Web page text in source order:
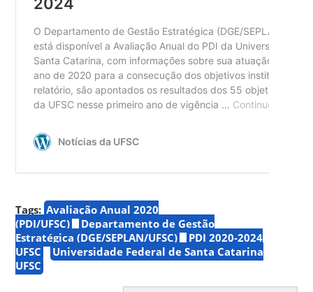
Tags: Avaliação Anual 2020
(PDI/UFSC)
Departamento de Gestão
Estratégica (DGE/SEPLAN/UFSC)
PDI 2020-2024
UFSC
Universidade Federal de Santa Catarina
UFSC